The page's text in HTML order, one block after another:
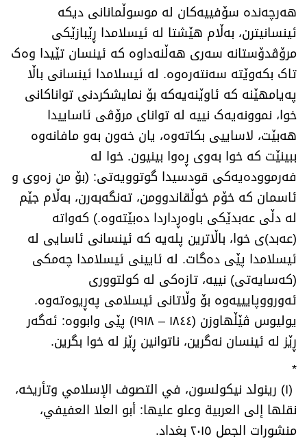
هەرچەندە سۆفییەکان لە موسوڵمانانی دیکە
ئینسانیترن، بەڵام هێشتا لە ئیسلامدا ڕێبازێکی
مرۆڤدۆستانە سەری هەڵنەداوە کە ئینسان تێیدا وەک
تاک بکەوێتە سەنتەرەوە. لە ئیسلامدا ئینسانی باڵا
پەیامهێنە کە ئاوێنەیەکە بۆ نمایشکردنی تواناکانی
خوا، نموونەیەک نییە لە توانای مرۆڤی ئاساییدا
هەبێت، لاساییی بکاتەوە، یان خەون بەو مافانەوە
ببینێت کە خوا بەوی ڕەوا بینیون. خوا لە
فەرموودەیەکی قودسیدا گوتوویەتی: (بۆ من زەوی و
ئاسمان کە خۆم خوڵقاندوومن، تەنگەبەرن، بەڵام جێم
لە دڵی عەبدێکی باوەڕداردا دەبێتەوە.) کەواتە
(عەبد)ی خوا، باڵاترین پلەیە کە ئینسانی ئاسایی لە
ئیسلامدا پێی دەگات. لە ئایینی ئیسلامدا چەمکی
(کەسایەتی) نییە، تازەکی لە کولتووری
ئەورووپایییەوە بۆ وڵاتانی ئیسلامی پەڕیوەتەوە.
یولیوس ڤێڵهاوزن (١٨٤٤ – ١٩١٨) پێی وابووە: ئەگەر
ڕێز لە ئینسان نەگرین، ناتوانین ڕێز لە خوا بگرین.
*
(١) رینولد نیکولسون، في التصوف الإسلامي وتأریخە،
نقلها إلی العربیة وعلو علیها: أبو العلا العفیفي،
منشورات الجمل ٢٠١٥ بغداد.